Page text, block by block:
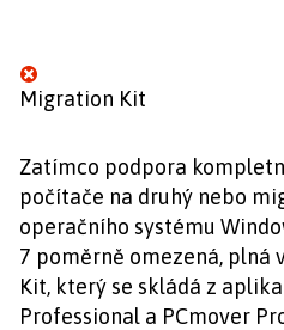
Migration Kit
Zatímco podpora
počítače na druhý nebo
operačního systému
7 poměrně omezená, plná
Kit, který se skládá z
Professional a PCmover